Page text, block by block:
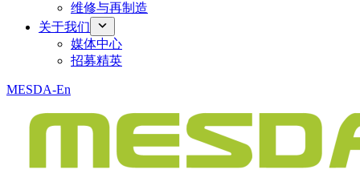
维修与再制造
关于我们
媒体中心
招募精英
MESDA-En